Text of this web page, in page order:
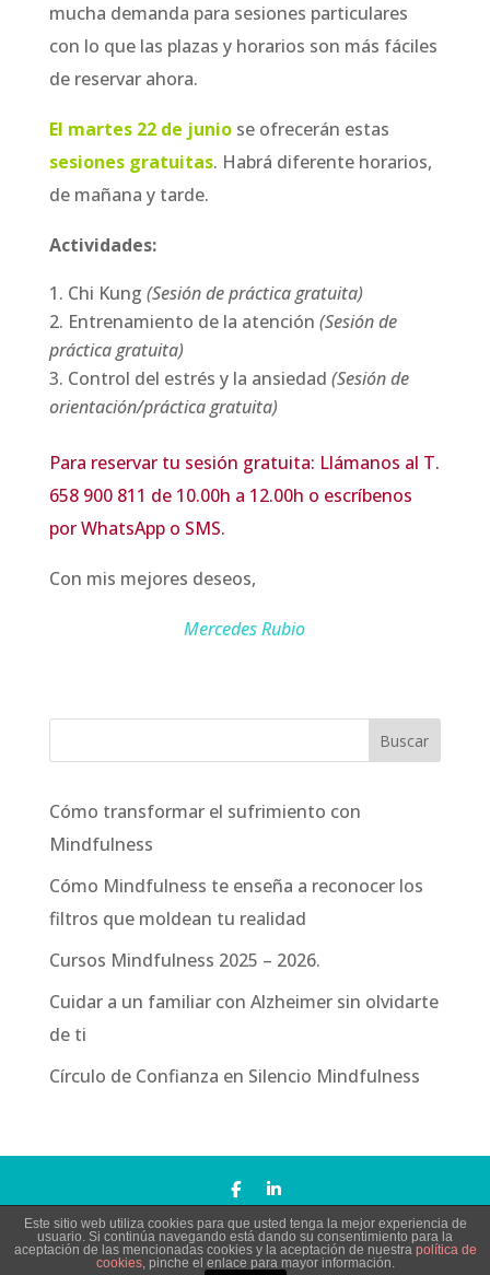
mucha demanda para sesiones particulares
con lo que las plazas y horarios son más fáciles
de reservar ahora.
El martes 22 de juniose ofrecerán estas
sesiones gratuitas. Habrá diferente horarios,
de mañana y tarde.
Actividades:
Chi Kung (Sesión de práctica gratuita)
Entrenamiento de la atención (Sesión de
práctica gratuita)
Control del estrés y la ansiedad (Sesión de
orientación/práctica gratuita)
Para reservar tu sesión gratuita: Llámanos al T.
658 900 811 de 10.00h a 12.00h o escríbenos
por WhatsApp o SMS.
Con mis mejores deseos,
Mercedes Rubio
Cómo transformar el sufrimiento con
Mindfulness
Cómo Mindfulness te enseña a reconocer los
filtros que moldean tu realidad
Cursos Mindfulness 2025 – 2026.
Cuidar a un familiar con Alzheimer sin olvidarte
de ti
Círculo de Confianza en Silencio Mindfulness
Todos los derechos reservados Copyright © Silencio
Mindfulness |Aviso Legal
Este sitio web utiliza cookies para que usted tenga la mejor experiencia de
usuario. Si continúa navegando está dando su consentimiento para la
aceptación de las mencionadas cookies y la aceptación de nuestra política de
cookies, pinche el enlace para mayor información.